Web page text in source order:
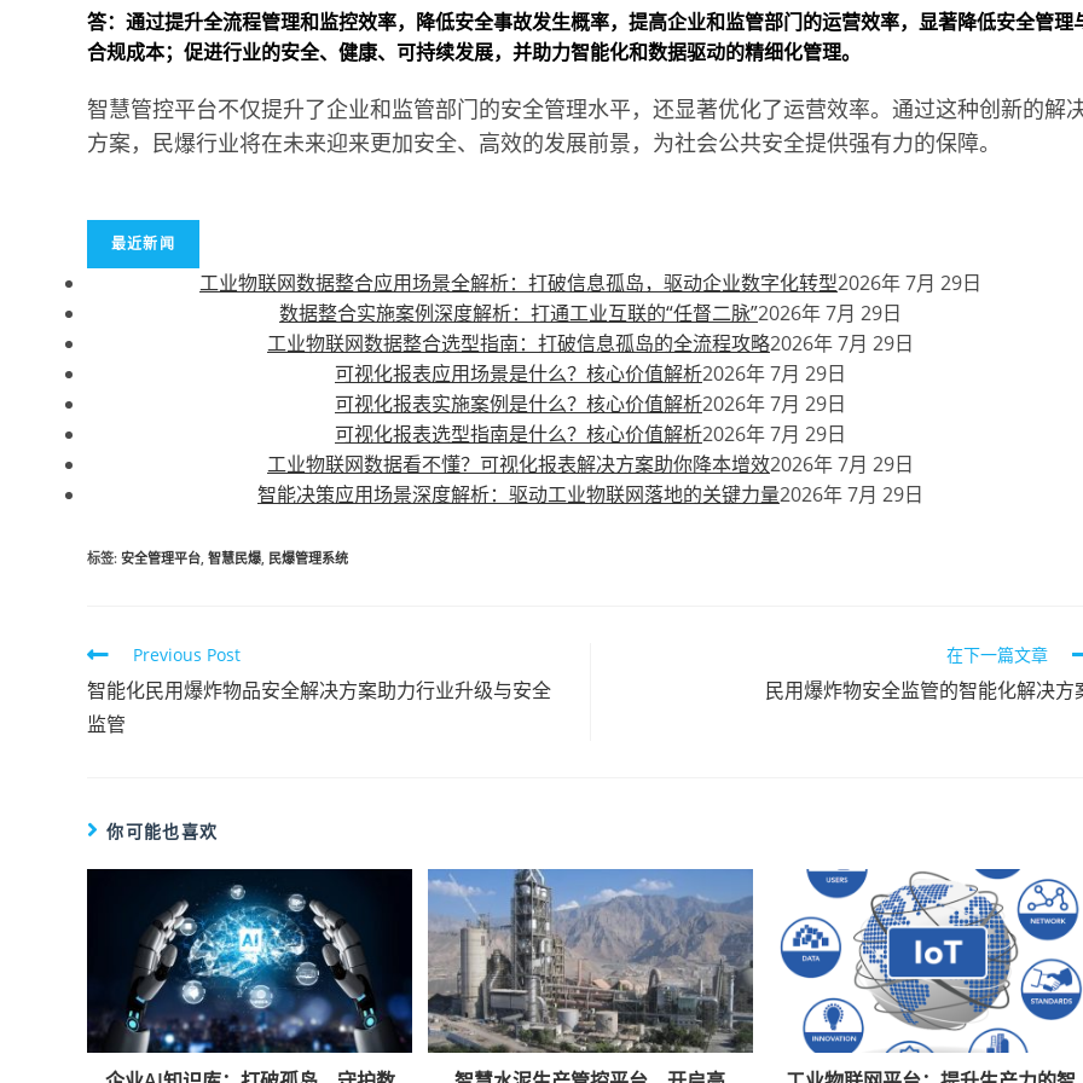
答：通过提升全流程管理和监控效率，降低安全事故发生概率，提高企业和监管部门的运营效率，显著降低安全管理
合规成本；促进行业的安全、健康、可持续发展，并助力智能化和数据驱动的精细化管理。
智慧管控平台不仅提升了企业和监管部门的安全管理水平，还显著优化了运营效率。通过这种创新的解
方案，民爆行业将在未来迎来更加安全、高效的发展前景，为社会公共安全提供强有力的保障。
最近新闻
工业物联网数据整合应用场景全解析：打破信息孤岛，驱动企业数字化转型2026年 7月 29日
数据整合实施案例深度解析：打通工业互联的“任督二脉”2026年 7月 29日
工业物联网数据整合选型指南：打破信息孤岛的全流程攻略2026年 7月 29日
可视化报表应用场景是什么？核心价值解析2026年 7月 29日
可视化报表实施案例是什么？核心价值解析2026年 7月 29日
可视化报表选型指南是什么？核心价值解析2026年 7月 29日
工业物联网数据看不懂？可视化报表解决方案助你降本增效2026年 7月 29日
智能决策应用场景深度解析：驱动工业物联网落地的关键力量2026年 7月 29日
标签: 安全管理平台, 智慧民爆, 民爆管理系统
Previous Post
智能化民用爆炸物品安全解决方案助力行业升级与安全
监管
在下一篇文章
民用爆炸物安全监管的智能化解决方
你可能也喜欢